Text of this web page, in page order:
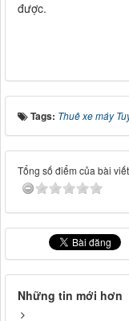
được.
Tags: Thuê xe máy
Tổng số điểm của bài
Những tin mới hơn